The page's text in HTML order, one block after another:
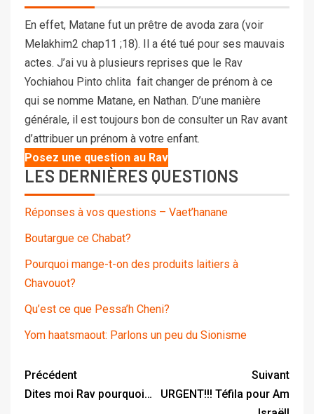
En effet, Matane fut un prêtre de avoda zara (voir
Melakhim2 chap11 ;18). Il a été tué pour ses mauvais
actes. J’ai vu à plusieurs reprises que le Rav
Yochiahou Pinto chlita fait changer de prénom à ce
qui se nomme Matane, en Nathan. D’une manière
générale, il est toujours bon de consulter un Rav avant
d’attribuer un prénom à votre enfant.
Posez une question au Rav
LES DERNIÈRES QUESTIONS
Réponses à vos questions – Vaet’hanane
Boutargue ce Chabat?
Pourquoi mange-t-on des produits laitiers à
Chavouot?
Qu’est ce que Pessa’h Cheni?
Yom haatsmaout: Parlons un peu du Sionisme
Précédent
Dites moi Rav pourquoi…
Suivant
URGENT!!! Téfila pour Am